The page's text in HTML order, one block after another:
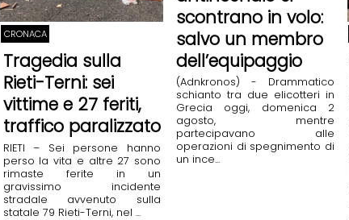
CRONACA
Tragedia sulla
Rieti-Terni: sei
vittime e 27 feriti,
traffico paralizzato
RIETI – Sei persone hanno
perso la vita e altre 27 sono
rimaste ferite in un
gravissimo incidente
stradale avvenuto sulla
statale 79 Rieti-Terni, nel ...
scontrano in volo:
salvo un membro
dell’equipaggio
(Adnkronos) - Drammatico
schianto tra due elicotteri in
Grecia oggi, domenica 2
agosto, mentre
partecipavano alle
operazioni di spegnimento di
un ince...